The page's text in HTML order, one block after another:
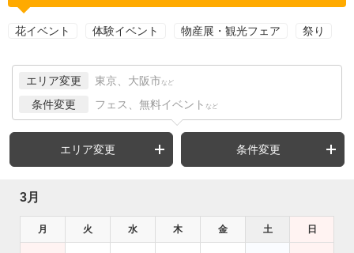
花イベント 体験イベント 物産展・観光フェア 祭り
エリア変更 東京、大阪市 など
条件変更 フェス、無料イベント など
エリア変更 条件変更
3月
月 火 水 木 金 土 日